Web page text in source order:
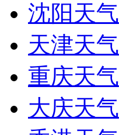
沈阳天气
天津天气
重庆天气
大庆天气